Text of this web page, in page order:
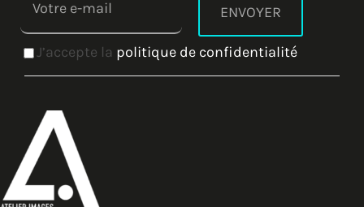
J’accepte la politique de confidentialité